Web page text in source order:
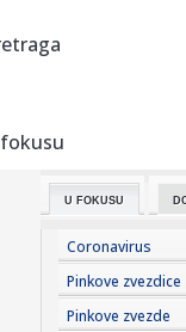
hajlajtse po...
22:38:
22:37:
Gabrijel
22:36:STANKOVIĆ
mnogo šira, o...
U FOKUSU
Coronavirus
Pinkove zvezdice
Pinkove zvezde